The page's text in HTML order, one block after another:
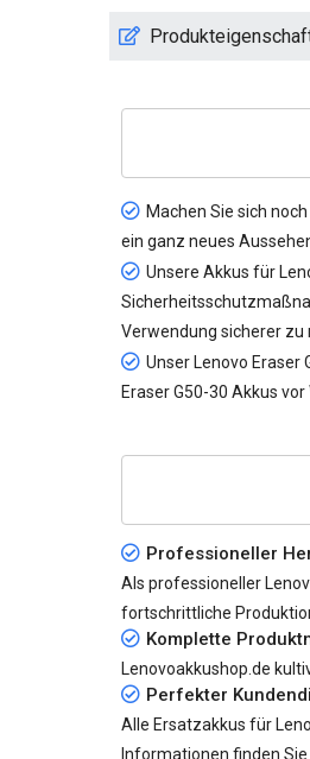
Machen Sie sich
ein ganz neues
Unsere Akkus für
Verwendung sicherer zu
Unser Lenovo Eraser
Eraser G50-30 Akkus
Professioneller
Als professioneller
fortschrittliche
Komplette
Lenovoakkushop.de
Perfekter
Alle Ersatzakkus für
Informationen finden Sie